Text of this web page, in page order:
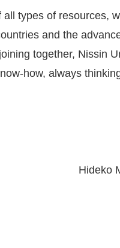
types of resources,
and the
together, Nissin
how, always
Hideko